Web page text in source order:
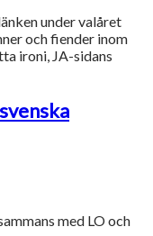
under valåret
och fiender inom
ironi, JA-sidans
med LO och